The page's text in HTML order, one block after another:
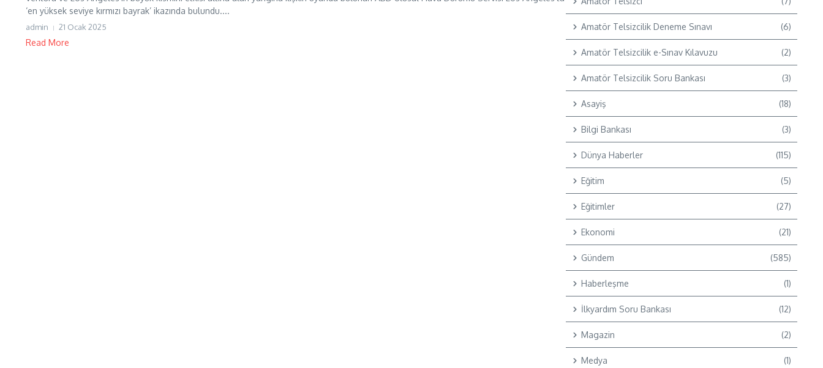
‘en yüksek seviye kırmızı bayrak’ ikazında bulundu....
admin 21 Ocak 2025
Read More
Amatör Telsizcilik Deneme Sınavı (6)
Amatör Telsizcilik e-Sınav Kılavuzu (2)
Amatör Telsizcilik Soru Bankası (3)
Asayiş (18)
Bilgi Bankası (3)
Dünya Haberler (115)
Eğitim (5)
Eğitimler (27)
Ekonomi (21)
Gündem (585)
Haberleşme (1)
İlkyardım Soru Bankası (12)
Magazin (2)
Medya (1)